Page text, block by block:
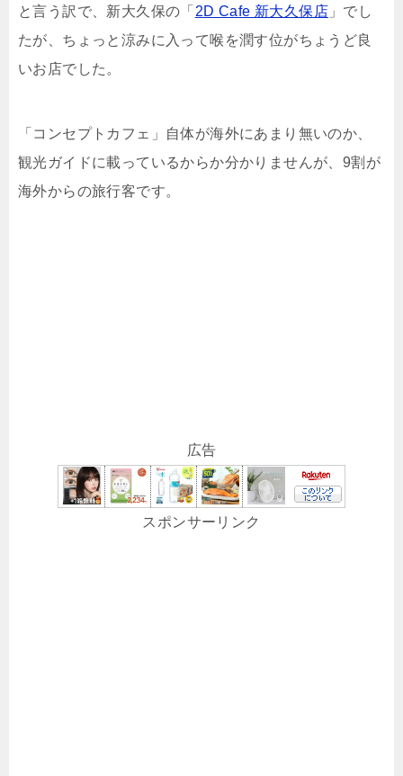
と言う訳で、新大久保の「 2D Cafe 新大久保店 」でし
たが、ちょっと涼みに入って喉を潤す位がちょうど良
いお店でした。
「コンセプトカフェ」自体が海外にあまり無いのか、
観光ガイドに載っているからか分かりませんが、9割が
海外からの旅行客です。
広告
スポンサーリンク